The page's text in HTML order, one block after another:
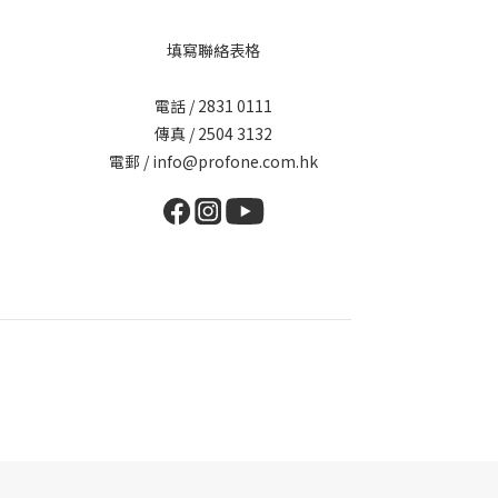
填寫聯絡表格
電話 / 2831 0111
傳真 / 2504 3132
電郵 / info@profone.com.hk